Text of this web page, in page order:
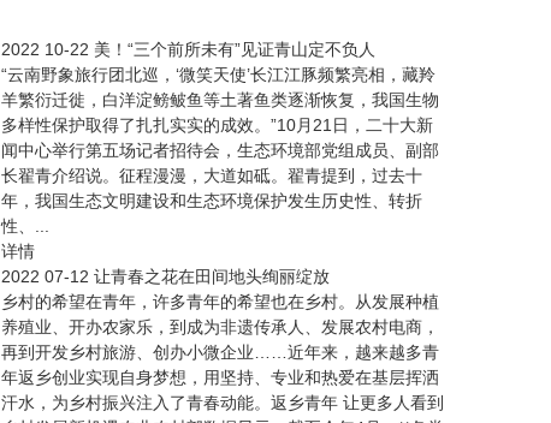
2022 10-22 美！“三个前所未有”见证青山定不负人
“云南野象旅行团北巡，‘微笑天使’长江江豚频繁亮相，藏羚
羊繁衍迁徙，白洋淀鳑鲏鱼等土著鱼类逐渐恢复，我国生物
多样性保护取得了扎扎实实的成效。”10月21日，二十大新
闻中心举行第五场记者招待会，生态环境部党组成员、副部
长翟青介绍说。征程漫漫，大道如砥。翟青提到，过去十
年，我国生态文明建设和生态环境保护发生历史性、转折
性、...
详情
2022 07-12 让青春之花在田间地头绚丽绽放
乡村的希望在青年，许多青年的希望也在乡村。从发展种植
养殖业、开办农家乐，到成为非遗传承人、发展农村电商，
再到开发乡村旅游、创办小微企业……近年来，越来越多青
年返乡创业实现自身梦想，用坚持、专业和热爱在基层挥洒
汗水，为乡村振兴注入了青春动能。返乡青年 让更多人看到